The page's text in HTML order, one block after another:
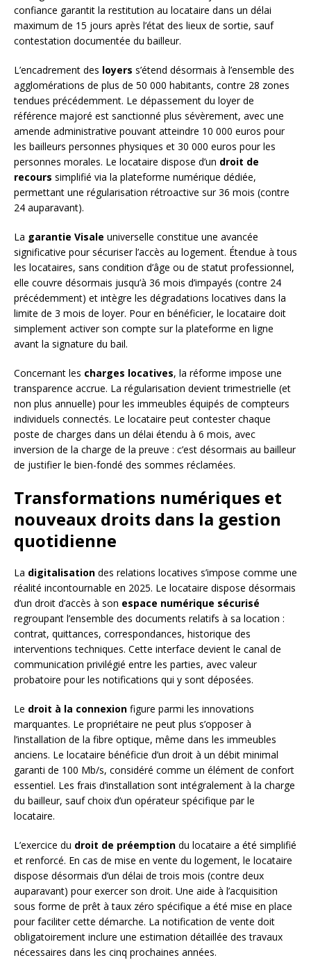
confiance garantit la restitution au locataire dans un délai
maximum de 15 jours après l’état des lieux de sortie, sauf
contestation documentée du bailleur.
L’encadrement des loyers s’étend désormais à l’ensemble des
agglomérations de plus de 50 000 habitants, contre 28 zones
tendues précédemment. Le dépassement du loyer de
référence majoré est sanctionné plus sévèrement, avec une
amende administrative pouvant atteindre 10 000 euros pour
les bailleurs personnes physiques et 30 000 euros pour les
personnes morales. Le locataire dispose d’un droit de
recours simplifié via la plateforme numérique dédiée,
permettant une régularisation rétroactive sur 36 mois (contre
24 auparavant).
La garantie Visale universelle constitue une avancée
significative pour sécuriser l’accès au logement. Étendue à tous
les locataires, sans condition d’âge ou de statut professionnel,
elle couvre désormais jusqu’à 36 mois d’impayés (contre 24
précédemment) et intègre les dégradations locatives dans la
limite de 3 mois de loyer. Pour en bénéficier, le locataire doit
simplement activer son compte sur la plateforme en ligne
avant la signature du bail.
Concernant les charges locatives, la réforme impose une
transparence accrue. La régularisation devient trimestrielle (et
non plus annuelle) pour les immeubles équipés de compteurs
individuels connectés. Le locataire peut contester chaque
poste de charges dans un délai étendu à 6 mois, avec
inversion de la charge de la preuve : c’est désormais au bailleur
de justifier le bien-fondé des sommes réclamées.
Transformations numériques et
nouveaux droits dans la gestion
quotidienne
La digitalisation des relations locatives s’impose comme une
réalité incontournable en 2025. Le locataire dispose désormais
d’un droit d’accès à son espace numérique sécurisé
regroupant l’ensemble des documents relatifs à sa location :
contrat, quittances, correspondances, historique des
interventions techniques. Cette interface devient le canal de
communication privilégié entre les parties, avec valeur
probatoire pour les notifications qui y sont déposées.
Le droit à la connexion figure parmi les innovations
marquantes. Le propriétaire ne peut plus s’opposer à
l’installation de la fibre optique, même dans les immeubles
anciens. Le locataire bénéficie d’un droit à un débit minimal
garanti de 100 Mb/s, considéré comme un élément de confort
essentiel. Les frais d’installation sont intégralement à la charge
du bailleur, sauf choix d’un opérateur spécifique par le
locataire.
L’exercice du droit de préemption du locataire a été simplifié
et renforcé. En cas de mise en vente du logement, le locataire
dispose désormais d’un délai de trois mois (contre deux
auparavant) pour exercer son droit. Une aide à l’acquisition
sous forme de prêt à taux zéro spécifique a été mise en place
pour faciliter cette démarche. La notification de vente doit
obligatoirement inclure une estimation détaillée des travaux
nécessaires dans les cinq prochaines années.